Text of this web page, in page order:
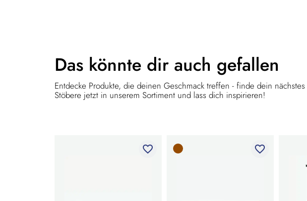
Das könnte dir auch gefallen
Entdecke Produkte, die deinen Geschmack treffen - finde dein
Stöbere jetzt in unserem Sortiment und lass dich inspirieren!
favorite_border favorite_border